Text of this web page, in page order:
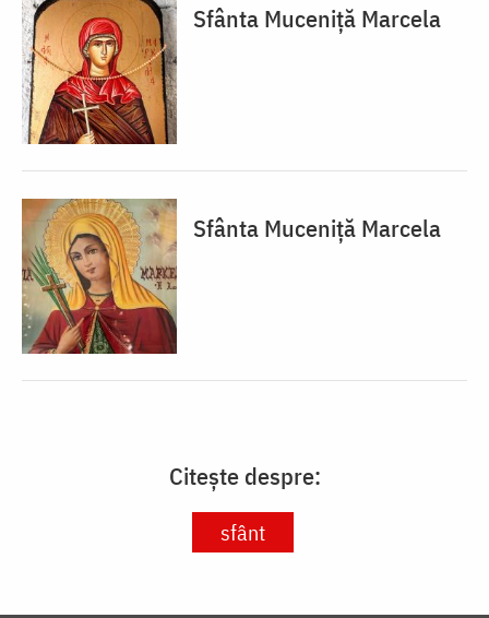
Sfânta Muceniță Marcela
Sfânta Muceniță Marcela
Citește despre:
sfânt